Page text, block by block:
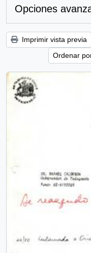
Opciones
Imprimir vista previa
Ordenar